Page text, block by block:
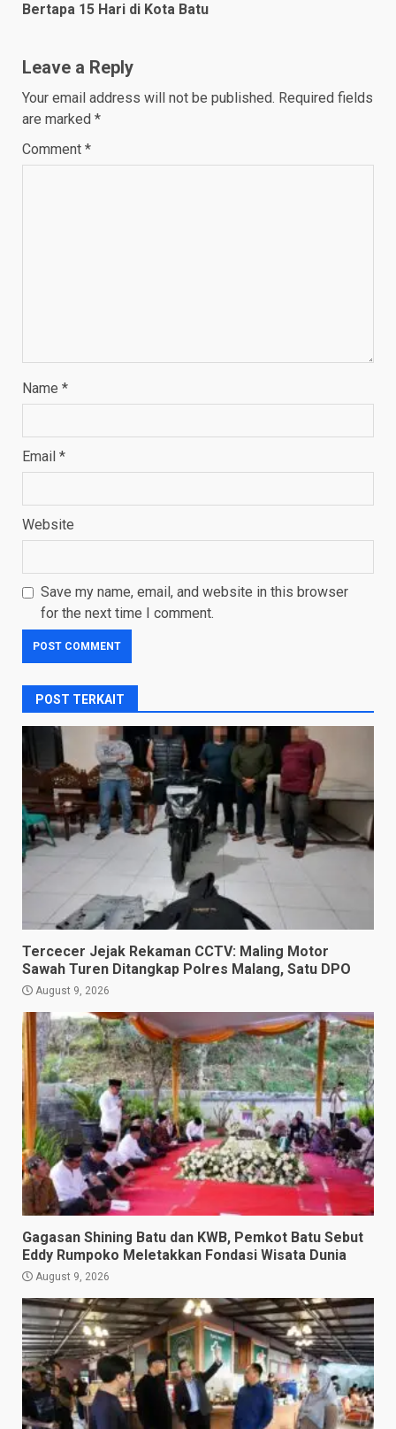
Bertapa 15 Hari di Kota Batu
Leave a Reply
Your email address will not be published. Required fields
are marked *
Comment *
Name *
Email *
Website
Save my name, email, and website in this browser
for the next time I comment.
POST TERKAIT
Tercecer Jejak Rekaman CCTV: Maling Motor
Sawah Turen Ditangkap Polres Malang, Satu DPO
August 9, 2026
Gagasan Shining Batu dan KWB, Pemkot Batu Sebut
Eddy Rumpoko Meletakkan Fondasi Wisata Dunia
August 9, 2026